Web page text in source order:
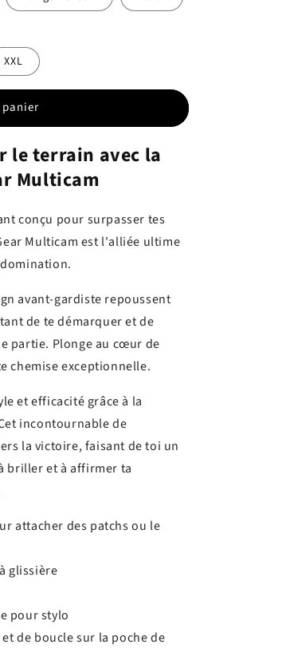
XXL
le terrain avec la
Multicam
conçu pour surpasser tes
Multicam est l'alliée ultime
avant-gardiste repoussent
de te démarquer et de
partie. Plonge au cœur de
chemise exceptionnelle.
et efficacité grâce à la
incontournable de
la victoire, faisant de toi un
briller et à affirmer ta
attacher des patchs ou le
glissière
pour stylo
de boucle sur la poche de